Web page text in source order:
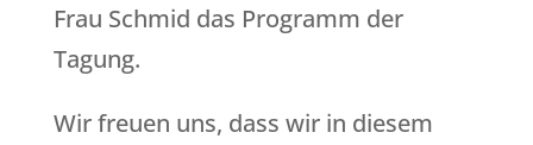
Frau Schmid das Programm der
Tagung.
Wir freuen uns, dass wir in diesem